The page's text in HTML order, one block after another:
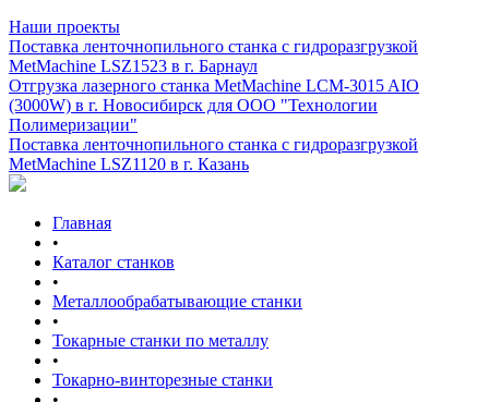
Наши проекты
Поставка ленточнопильного станка c гидроразгрузкой
MetMachine LSZ1523 в г. Барнаул
Отгрузка лазерного станка MetMachine LCM-3015 AIO
(3000W) в г. Новосибирск для ООО "Технологии
Полимеризации"
Поставка ленточнопильного станка c гидроразгрузкой
MetMachine LSZ1120 в г. Казань
Главная
•
Каталог станков
•
Металлообрабатывающие станки
•
Токарные станки по металлу
•
Токарно-винторезные станки